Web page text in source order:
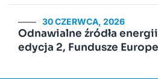
30 CZERWCA, 2026
Odnawialne źródła
edycja 2, Fundusze